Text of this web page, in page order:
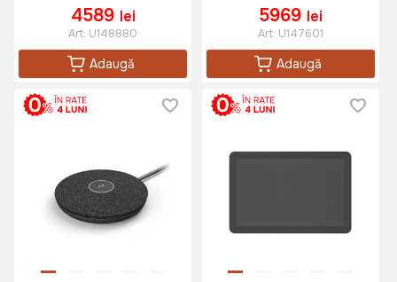
4589 lei
Art: U148880
Adaugă
5969 lei
Art: U147601
Adaugă